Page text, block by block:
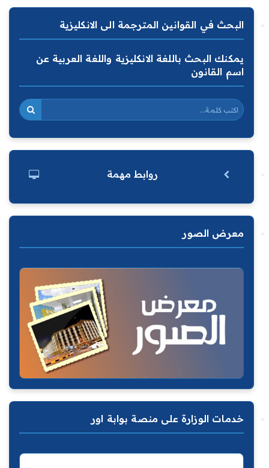
البحث في القوانين المترجمة الى الانكليزية
يمكنك البحث باللغة الانكليزية واللغة العربية عن
اسم القانون
روابط مهمة
معرض الصور
خدمات الوزارة على منصة بوابة اور